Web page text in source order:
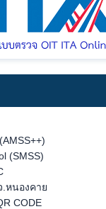
(SMSS)
.หนองคาย
CODE